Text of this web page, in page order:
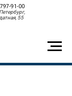
91-00
55